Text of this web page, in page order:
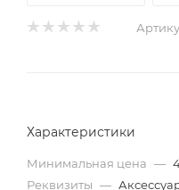
Характеристики
Минимальная цена —
Реквизиты —